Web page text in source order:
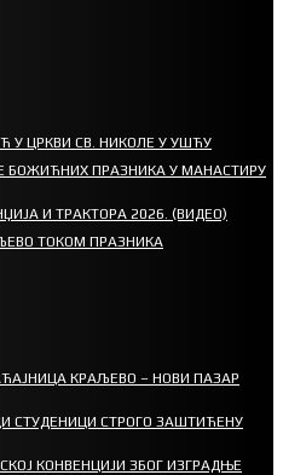
У ЦРКВИ СВ. НИКОЛЕ У УШЋУ
БОЖИЋНИХ ПРАЗНИКА У МАНАСТИРУ
И ТРАКТОРА 2026. (ВИДЕО)
ТОКОМ ПРАЗНИКА
КРАЉЕВО – НОВИ ПАЗАР
СТУДЕНИЦИ СТРОГО ЗАШТИЋЕНУ
КОНВЕНЦИЈИ ЗБОГ ИЗГРАДЊЕ